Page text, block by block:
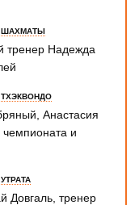
ШАХМАТЫ
тренер Надежда
ТХЭКВОНДО
Анастасия
и
УТРАТА
Довгаль, тренер